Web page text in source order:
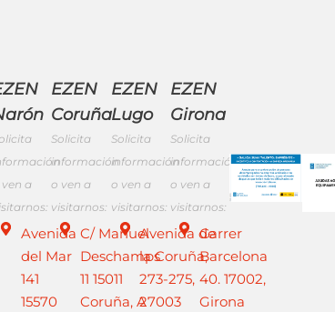
a
Avenida
del Mar
141
15570
EZEN
Coruña
Solicita
información
o ven a
visitarnos:
C/ Manuel
Deschamps
11 15011
Coruña, A
EZEN
Lugo
Solicita
información
o ven a
visitarnos:
Avenida de
la Coruña,
273-275,
27003
EZEN
Girona
Solicita
información
o ven a
visitarnos:
Carrer
Barcelona
40. 17002,
Girona